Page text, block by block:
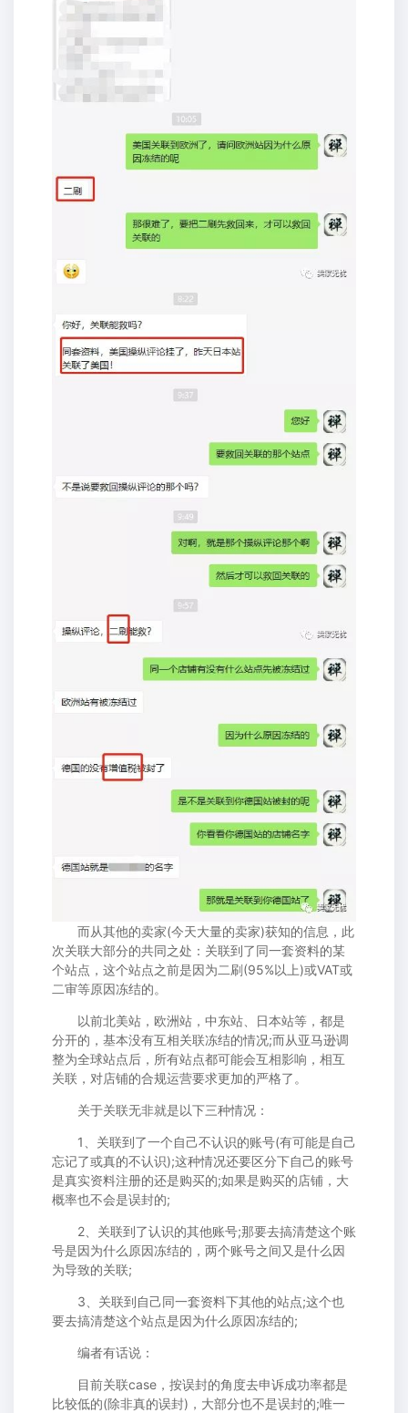
而从其他的卖家(今天大量的卖家)获知的信息，此
次关联大部分的共同之处：关联到了同一套资料的某
个站点，这个站点之前是因为二刷(95%以上)或VAT或
二审等原因冻结的。
以前北美站，欧洲站，中东站、日本站等，都是
分开的，基本没有互相关联冻结的情况;而从亚马逊调
整为全球站点后，所有站点都可能会互相影响，相互
关联，对店铺的合规运营要求更加的严格了。
关于关联无非就是以下三种情况：
1、关联到了一个自己不认识的账号(有可能是自己
忘记了或真的不认识);这种情况还要区分下自己的账号
是真实资料注册的还是购买的;如果是购买的店铺，大
概率也不会是误封的;
2、关联到了认识的其他账号;那要去搞清楚这个账
号是因为什么原因冻结的，两个账号之间又是什么因
为导致的关联;
3、关联到自己同一套资料下其他的站点;这个也
要去搞清楚这个站点是因为什么原因冻结的;
编者有话说：
目前关联case，按误封的角度去申诉成功率都是
比较低的(除非真的误封)，大部分也不是误封的;唯一